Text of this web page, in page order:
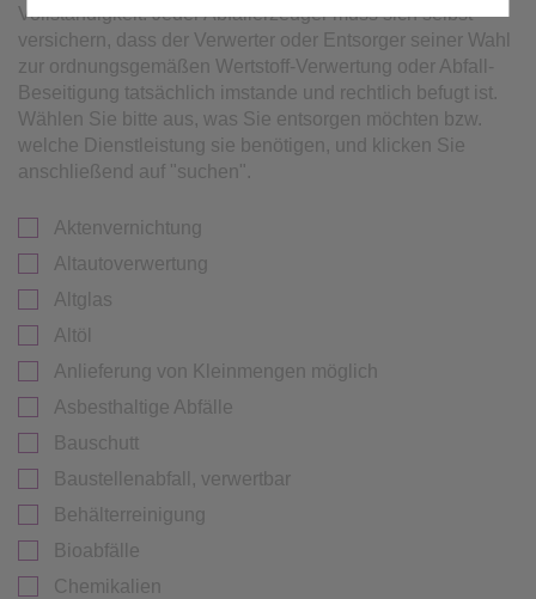
Vollständigkeit. Jeder Abfallerzeuger muss sich selbst
versichern, dass der Verwerter oder Entsorger seiner Wahl
zur ordnungsgemäßen Wertstoff-Verwertung oder Abfall-
Beseitigung tatsächlich imstande und rechtlich befugt ist.
Wählen Sie bitte aus, was Sie entsorgen möchten bzw.
welche Dienstleistung sie benötigen, und klicken Sie
anschließend auf "suchen".
Aktenvernichtung
Altautoverwertung
Altglas
Altöl
Anlieferung von Kleinmengen möglich
Asbesthaltige Abfälle
Bauschutt
Baustellenabfall, verwertbar
Behälterreinigung
Bioabfälle
Chemikalien